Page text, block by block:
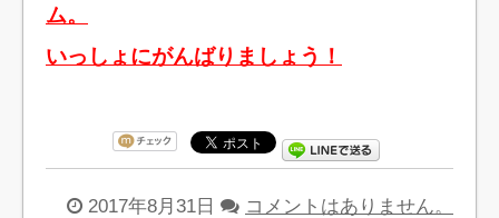
ム。
いっしょにがんばりましょう！
2017年8月31日
コメントはありません。